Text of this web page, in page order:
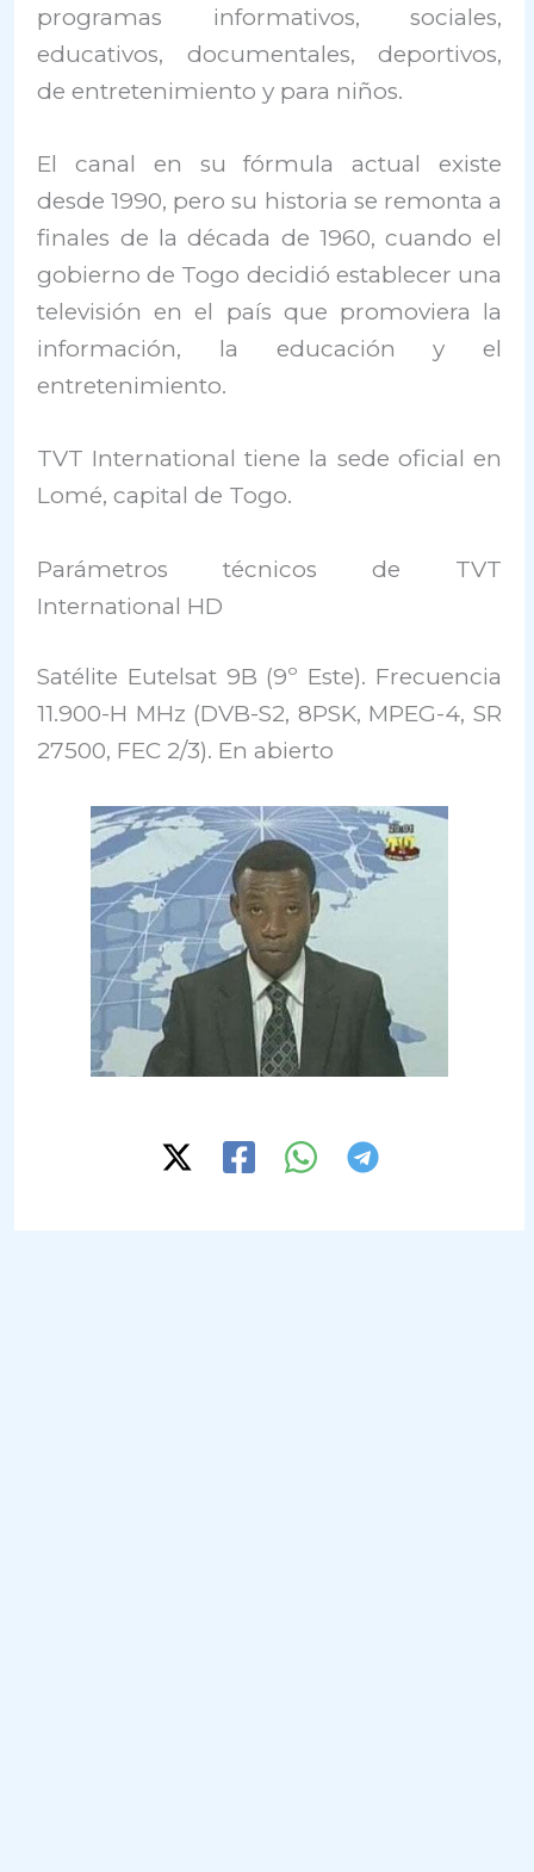
programas informativos, sociales,
educativos, documentales, deportivos,
de entretenimiento y para niños.
El canal en su fórmula actual existe
desde 1990, pero su historia se remonta a
finales de la década de 1960, cuando el
gobierno de Togo decidió establecer una
televisión en el país que promoviera la
información, la educación y el
entretenimiento.
TVT International tiene la sede oficial en
Lomé, capital de Togo.
Parámetros técnicos de TVT
International HD
Satélite Eutelsat 9B (9º Este). Frecuencia
11.900-H MHz (DVB-S2, 8PSK, MPEG-4, SR
27500, FEC 2/3). En abierto